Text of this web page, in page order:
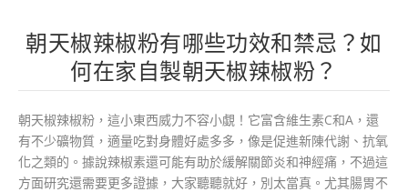
朝天椒辣椒粉有哪些功效和禁忌？如
何在家自製朝天椒辣椒粉？
朝天椒辣椒粉，這小東西威力不容小覷！它富含維生素C和A，還
有不少礦物質，適量吃對身體好處多多，像是促進新陳代謝、抗氧
化之類的。據說辣椒素還可能有助於緩解關節炎和神經痛，不過這
方面研究還需要更多證據，大家聽聽就好，別太當真。尤其腸胃不